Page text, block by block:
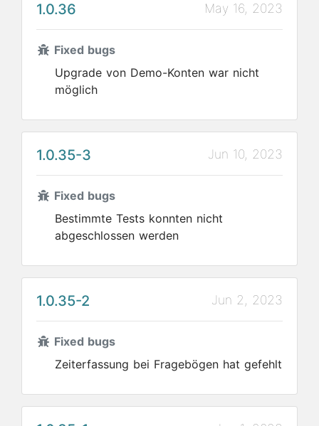
1.0.36 May 16, 2023
Fixed bugs
Upgrade von Demo-Konten war nicht
möglich
1.0.35-3 Jun 10, 2023
Fixed bugs
Bestimmte Tests konnten nicht
abgeschlossen werden
1.0.35-2 Jun 2, 2023
Fixed bugs
Zeiterfassung bei Fragebögen hat gefehlt